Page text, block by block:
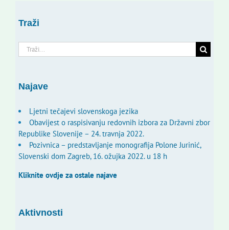
Traži
Traži...
Najave
Ljetni tečajevi slovenskoga jezika
Obavijest o raspisivanju redovnih izbora za Državni zbor
Republike Slovenije – 24. travnja 2022.
Pozivnica – predstavljanje monografija Polone Jurinić,
Slovenski dom Zagreb, 16. ožujka 2022. u 18 h
Kliknite ovdje za ostale najave
Aktivnosti